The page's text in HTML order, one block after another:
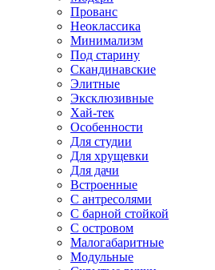
Прованс
Неоклассика
Минимализм
Под старину
Скандинавские
Элитные
Эксклюзивные
Хай-тек
Особенности
Для студии
Для хрущевки
Для дачи
Встроенные
С антресолями
С барной стойкой
С островом
Малогабаритные
Модульные